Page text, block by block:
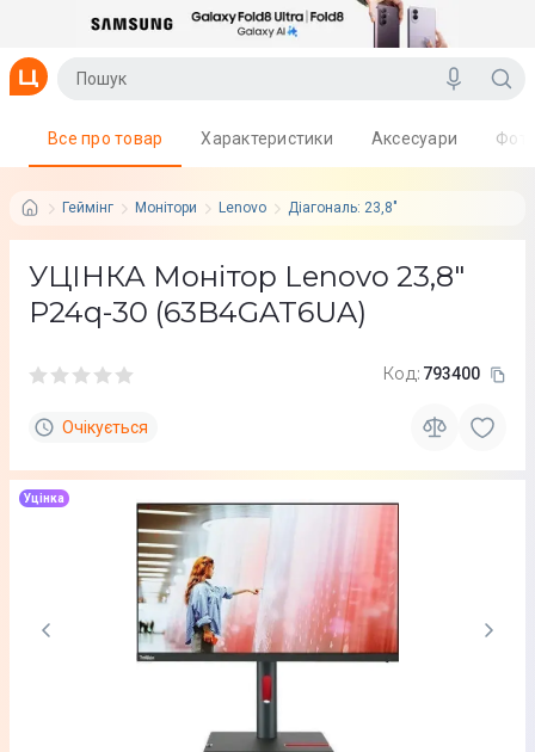
Геймінг Монітори Lenovo Діагональ: 23,8"
Все про товар Характеристики Аксесуари
УЦІНКА Монітор Lenovo 23,8"
P24q-30 (63B4GAT6UA)
Код: 793400
Очікується
Уцінка